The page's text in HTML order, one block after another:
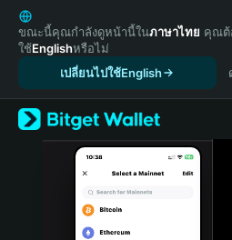
English
日本語
Tiếng Việt
Español (Latinoamérica)
Türkçe
Italiano
ขณะนี้คุณกำลังดูหน้านี้ในภาษาไทย คุณต้
ใช้Englishหรือไม่
เปลี่ยนไปใช้English